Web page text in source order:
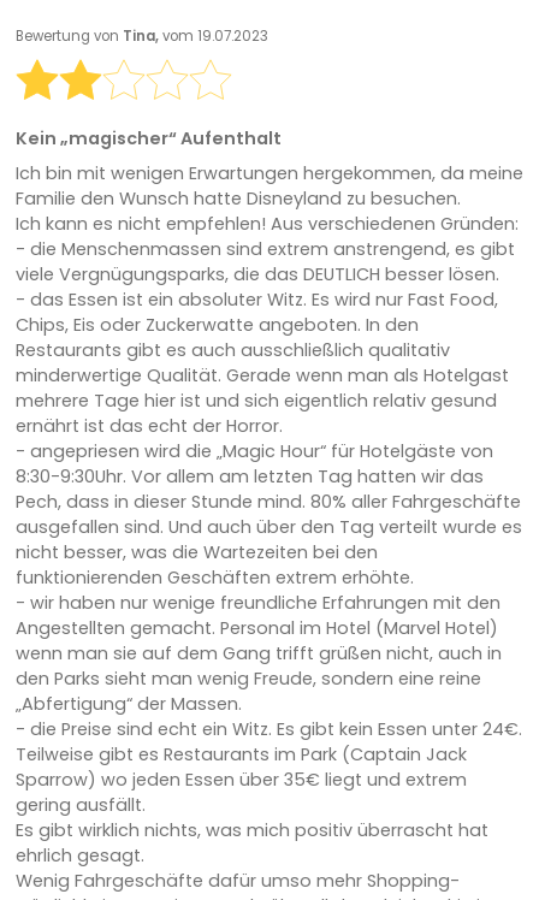
Bewertung von Tina,vom 19.07.2023
Kein „magischer“ Aufenthalt
Ich bin mit wenigen Erwartungen hergekommen, da meine
Familie den Wunsch hatte Disneyland zu besuchen.
Ich kann es nicht empfehlen! Aus verschiedenen Gründen:
- die Menschenmassen sind extrem anstrengend, es gibt
viele Vergnügungsparks, die das DEUTLICH besser lösen.
- das Essen ist ein absoluter Witz. Es wird nur Fast Food,
Chips, Eis oder Zuckerwatte angeboten. In den
Restaurants gibt es auch ausschließlich qualitativ
minderwertige Qualität. Gerade wenn man als Hotelgast
mehrere Tage hier ist und sich eigentlich relativ gesund
ernährt ist das echt der Horror.
- angepriesen wird die „Magic Hour“ für Hotelgäste von
8:30-9:30Uhr. Vor allem am letzten Tag hatten wir das
Pech, dass in dieser Stunde mind. 80% aller Fahrgeschäfte
ausgefallen sind. Und auch über den Tag verteilt wurde es
nicht besser, was die Wartezeiten bei den
funktionierenden Geschäften extrem erhöhte.
- wir haben nur wenige freundliche Erfahrungen mit den
Angestellten gemacht. Personal im Hotel (Marvel Hotel)
wenn man sie auf dem Gang trifft grüßen nicht, auch in
den Parks sieht man wenig Freude, sondern eine reine
„Abfertigung“ der Massen.
- die Preise sind echt ein Witz. Es gibt kein Essen unter 24€.
Teilweise gibt es Restaurants im Park (Captain Jack
Sparrow) wo jeden Essen über 35€ liegt und extrem
gering ausfällt.
Es gibt wirklich nichts, was mich positiv überrascht hat
ehrlich gesagt.
Wenig Fahrgeschäfte dafür umso mehr Shopping-